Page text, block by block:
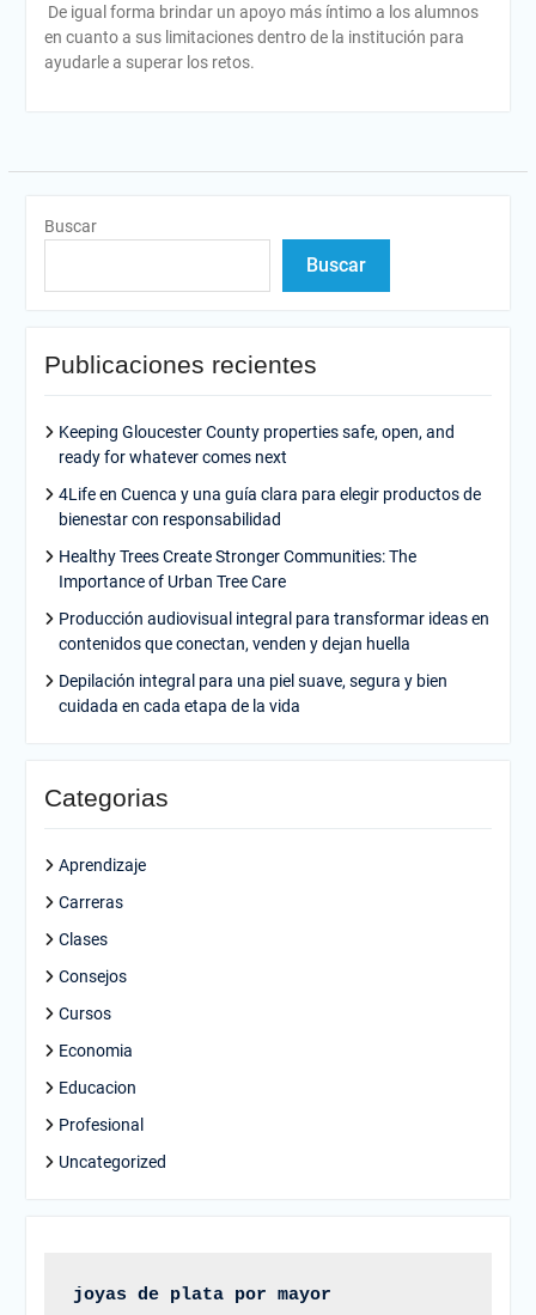
De igual forma brindar un apoyo más íntimo a los alumnos
en cuanto a sus limitaciones dentro de la institución para
ayudarle a superar los retos.
Buscar
Buscar
Publicaciones recientes
Keeping Gloucester County properties safe, open, and
ready for whatever comes next
4Life en Cuenca y una guía clara para elegir productos de
bienestar con responsabilidad
Healthy Trees Create Stronger Communities: The
Importance of Urban Tree Care
Producción audiovisual integral para transformar ideas en
contenidos que conectan, venden y dejan huella
Depilación integral para una piel suave, segura y bien
cuidada en cada etapa de la vida
Categorias
Aprendizaje
Carreras
Clases
Consejos
Cursos
Economia
Educacion
Profesional
Uncategorized
joyas de plata por mayor